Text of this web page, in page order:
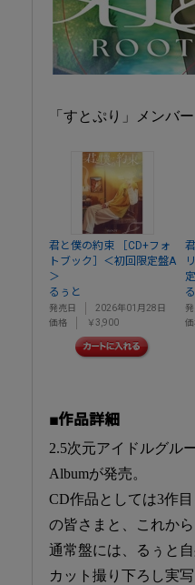
「すとぷり」メンバ
君と僕の約束 ［CD+フォ
トブック］＜初回限定盤A
＞
るぅと
発売日
2026年01月28日
価格
￥3,900
■作品詳細
2.5次元アイドルグル
Albumが発売。
CD作品としては3作
の皆さまと、これか
通常盤には、るぅと
カット撮り下ろし実